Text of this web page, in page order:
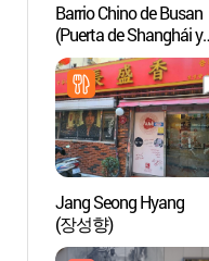
Barrio Chino de Busan
(Puerta de Shanghái y
Calle Shanghái) (부산
차이나타운특구(상해
상해거리))
Jang Seong Hyang
(장성향)